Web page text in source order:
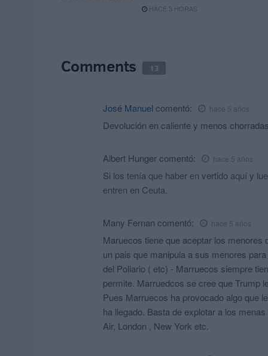
HACE 3 HORAS
Comments 13
José Manuel comentó: hace 5 años
Devolución en caliente y menos
Albert Hunger comentó: hace 5 años
Si los tenía que haber en vertido aquí y
entren en Ceuta.
Many Fernan comentó: hace 5 años
Maruecos tiene que aceptar los menores
un pais que manipula a sus menores
del Poliario ( etc) - Marruecos siempre
permite. Marruedcos se cree que Trump
Pues Marruecos ha provocado algo que
ha llegado. Basta de explotar a los
Air, London , New York etc.